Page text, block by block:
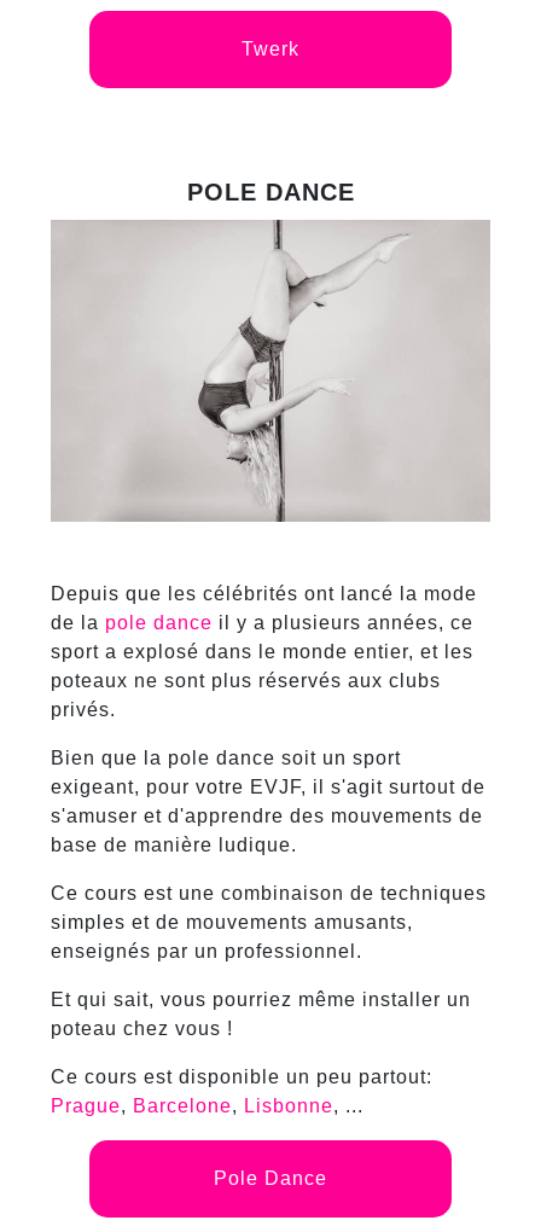
Twerk
POLE DANCE
Depuis que les célébrités ont lancé la mode
de la pole dance il y a plusieurs années, ce
sport a explosé dans le monde entier, et les
poteaux ne sont plus réservés aux clubs
privés.
Bien que la pole dance soit un sport
exigeant, pour votre EVJF, il s'agit surtout de
s'amuser et d'apprendre des mouvements de
base de manière ludique.
Ce cours est une combinaison de techniques
simples et de mouvements amusants,
enseignés par un professionnel.
Et qui sait, vous pourriez même installer un
poteau chez vous !
Ce cours est disponible un peu partout:
Prague, Barcelone, Lisbonne, ...
Pole Dance